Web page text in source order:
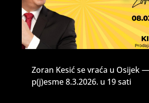
Zoran Kesić se vraća u Osijek
p(j)esme 8.3.2026. u 19 sati